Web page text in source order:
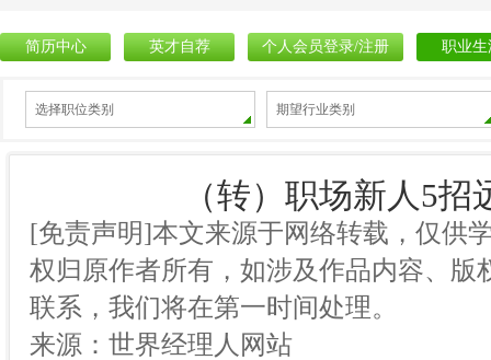
简历中心 英才自荐 个人会员登录/注册 职业生
选择职位类别 期望行业类别
（转）职场新人5
[免责声明]本文来源于网络转载，仅供
权归原作者所有，如涉及作品内容、版
联系，我们将在第一时间处理。
来源：世界经理人网站